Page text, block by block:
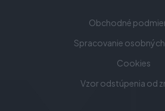
Obchodné
Spracovanie
Cookies
Vzor odstúpenia od